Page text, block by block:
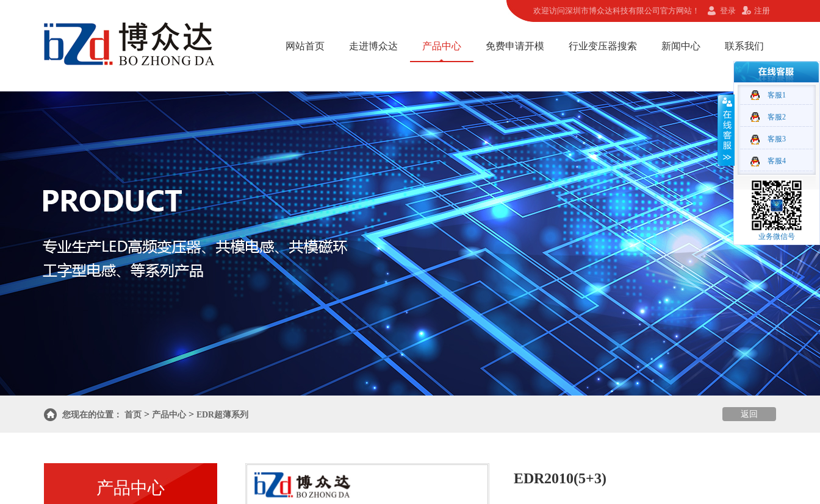
欢迎访问深圳市博众达科技有限公司官方网站！ 登录 注册
网站首页 走进博众达 产品中心 免费申请开模 行业变压器搜索 新闻中心 联系我们
您现在的位置： 首页 > 产品中心> EDR超薄系列 返回
产品中心 EDR2010(5+3)
客服1
客服2
客服3
客服4
业务微信号